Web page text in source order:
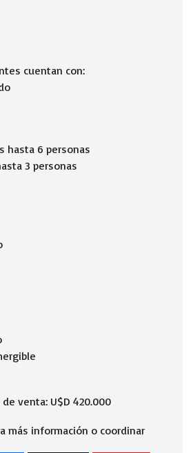
cuentan con:
hasta 6 personas
3 personas
venta: U$D 420.000
más información o coordinar